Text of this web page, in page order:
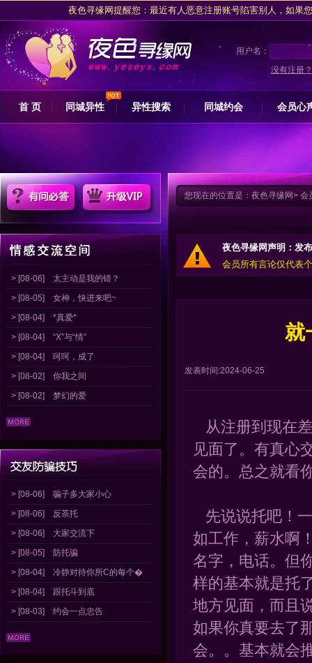
夜色寻缘网提醒您：最近有人恶意注册账号陷害别人，如
夜色交友网坚决拥护网信办关于专项整治行动的措施，抵制任何卖
请注意收藏
夜色寻缘网
夜色寻缘网提醒广大会员朋友交友过程中，
夜色寻缘网提醒您：最近有人恶意注册账号陷害别人，如
夜色交友网坚决拥护网信办关于专项整治行动的措施，抵制任何卖
请注意收藏夜色寻缘网
用户名：
没有注册？
首 页 同城异性 异性搜索 同城约会 会员心
> [08-06] 太主动是我的错？
> [08-05] 女神，快进来吧~
> [08-04] *真爱*
> [08-04] “X”与“情”
> [08-04] 呵呵，成了
> [08-02] 你我之间
> [08-02] 梦幻的爱
> [08-06] 骗子多大家小心
> [08-06] 反茶托
> [08-06] 大家交流下
> [08-05]
防托骗
> [08-04] 冷静对待你所C的每个�
> [08-04] 跟托斗到底
> [08-03] 约会一点忠告
您现在的位置是： 夜色寻缘网> 会
夜色寻缘网声明：发
会员所有言论仅代表
就
发表时间:2024-06-25
从注册到现在
见面了。有真心
会的。总之就看
先说说托吧！
如工作，薪水啊
名字，电话。但
样的基本就是托
地方见面，而且
如果你真要去了
会。。基本就会